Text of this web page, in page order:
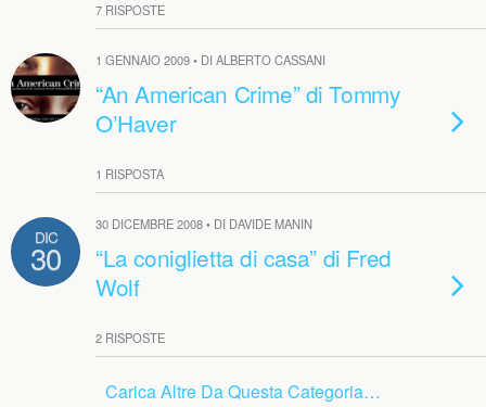
7 RISPOSTE
1 GENNAIO 2009 • DI ALBERTO CASSANI
“An American Crime” di Tommy
O’Haver
1 RISPOSTA
DIC
30
30 DICEMBRE 2008 • DI DAVIDE MANIN
“La coniglietta di casa” di Fred
Wolf
2 RISPOSTE
Carica Altre Da Questa Categoria…